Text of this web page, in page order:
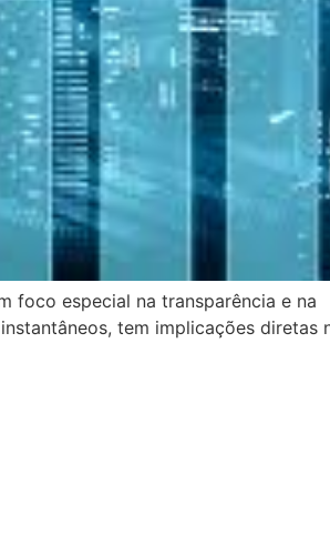
foco especial na transparência e na
tem implicações diretas